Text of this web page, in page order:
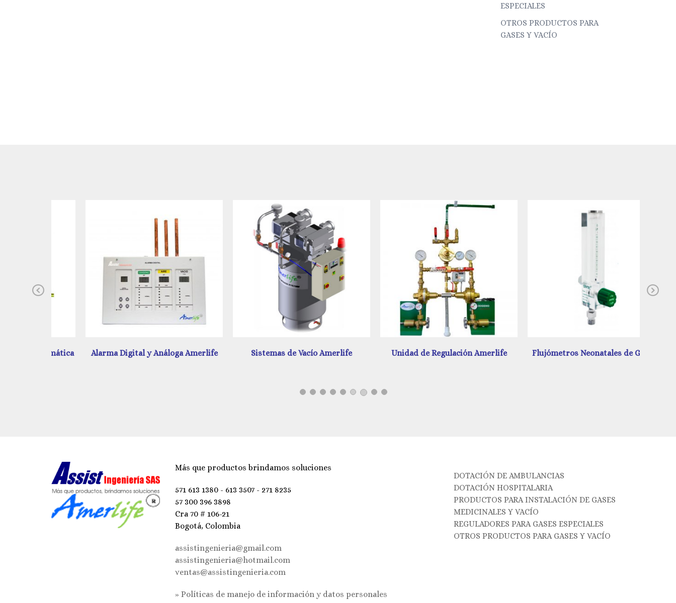
ESPECIALES
OTROS PRODUCTOS PARA
GASES Y VACÍO
Previous
Alarma Digital y Análoga Amerlife Sistemas de Vacío Amerlife Unidad de Regulación Amerlife Flujómetros Neonatales de Gentec
Más que productos brindamos soluciones
571 613 1380 - 613 3507 - 271 8235
57 300 396 3898
Cra 70 # 106-21
Bogotá, Colombia
assistingenieria@gmail.com
assistingenieria@hotmail.com
ventas@assistingenieria.com
» Políticas de manejo de información y datos personales
DOTACIÓN DE AMBULANCIAS
DOTACIÓN HOSPITALARIA
PRODUCTOS PARA INSTALACIÓN DE GASES
MEDICINALES Y VACÍO
REGULADORES PARA GASES ESPECIALES
OTROS PRODUCTOS PARA GASES Y VACÍO